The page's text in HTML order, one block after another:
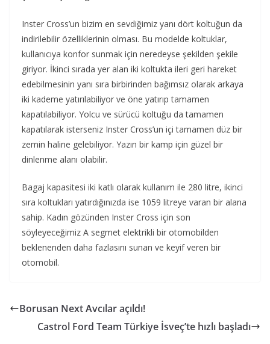
Inster Cross’un bizim en sevdiğimiz yanı dört koltuğun da
indirilebilir özelliklerinin olması. Bu modelde koltuklar,
kullanıcıya konfor sunmak için neredeyse şekilden şekile
giriyor. İkinci sırada yer alan iki koltukta ileri geri hareket
edebilmesinin yanı sıra birbirinden bağımsız olarak arkaya
iki kademe yatırılabiliyor ve öne yatırıp tamamen
kapatılabiliyor. Yolcu ve sürücü koltuğu da tamamen
kapatılarak isterseniz Inster Cross’un içi tamamen düz bir
zemin haline gelebiliyor. Yazın bir kamp için güzel bir
dinlenme alanı olabilir.
Bagaj kapasitesi iki katlı olarak kullanım ile 280 litre, ikinci
sıra koltukları yatırdığınızda ise 1059 litreye varan bir alana
sahip. Kadın gözünden Inster Cross için son
söyleyeceğimiz A segmet elektrikli bir otomobilden
beklenenden daha fazlasını sunan ve keyif veren bir
otomobil.
Borusan Next Avcılar açıldı!
Castrol Ford Team Türkiye İsveç’te hızlı başladı